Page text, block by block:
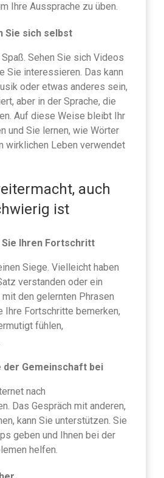
Ihre Aussprache zu üben.
Sie sich selbst
Sehen Sie sich Videos
Sie interessieren. Das kann
oder etwas anderes sein,
aber in der Sprache, die
Auf diese Weise bleibt Ihr
und Sie lernen, wie Wörter
wirklichen Leben verwendet
auch
ist
Ihren Fortschritt
Siege. Vielleicht haben
verstanden oder ein
den gelernten Phrasen
Ihre Fortschritte bemerken,
fühlen,
der Gemeinschaft bei
nach
Das Gespräch mit anderen,
kann Sie unterstützen. Sie
geben und Ihnen bei der
helfen.